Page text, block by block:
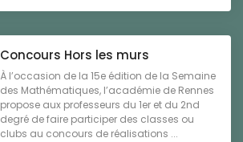
Concours Hors les murs
À l’occasion de la 15e édition de la Semaine
des Mathématiques, l’académie de Rennes
propose aux professeurs du 1er et du 2nd
degré de faire participer des classes ou
clubs au concours de réalisations ...